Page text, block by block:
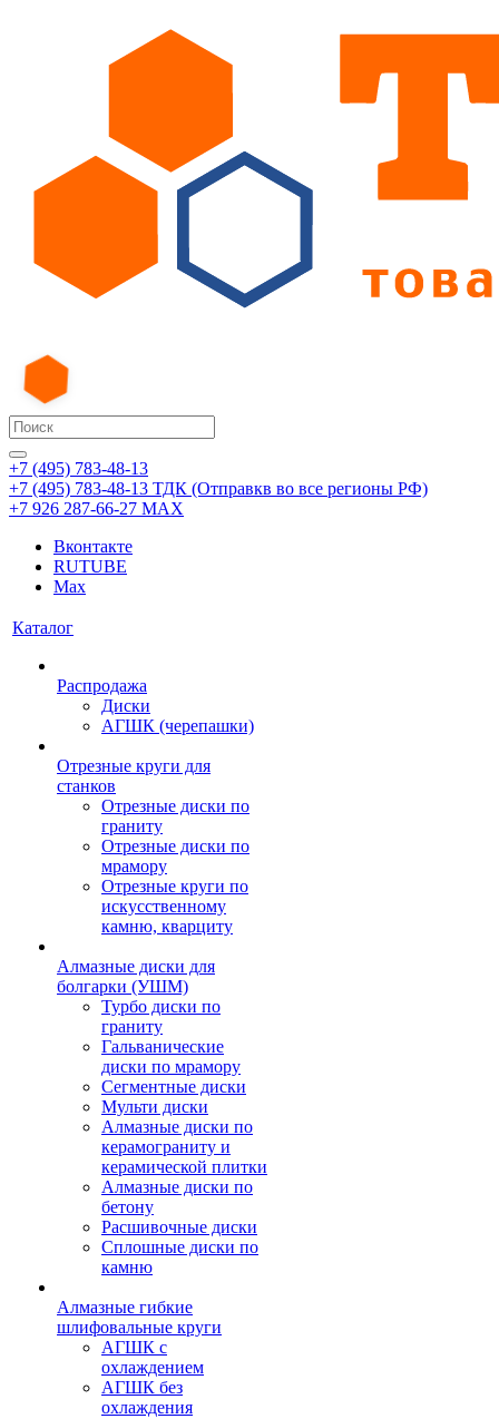
+7 (495) 783-48-13
+7 (495) 783-48-13 ТДК (Отправкв во все регионы РФ)
+7 926 287-66-27 МАХ
Вконтакте
RUTUBE
Max
Каталог
Распродажа
Диски
АГШК (черепашки)
Отрезные круги для
станков
Отрезные диски по
граниту
Отрезные диски по
мрамору
Отрезные круги по
искусственному
камню, кварциту
Алмазные диски для
болгарки (УШМ)
Турбо диски по
граниту
Гальванические
диски по мрамору
Сегментные диски
Мульти диски
Алмазные диски по
керамограниту и
керамической плитки
Алмазные диски по
бетону
Расшивочные диски
Сплошные диски по
камню
Алмазные гибкие
шлифовальные круги
АГШК с
охлаждением
АГШК без
охлаждения